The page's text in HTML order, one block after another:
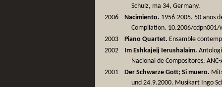
Schulz, ma 34, Germany.
2006
Nacimiento. 1956-2005. 50 años
Compilation. 10.2006/
2003
Piano Quartet. Ensamble
2002
Im Eshkajeij Ierushalaim.
Nacional de Compositores,
2001
Der Schwarze Gott; Si muero.
und 24.9.2000. Musikart Ingo